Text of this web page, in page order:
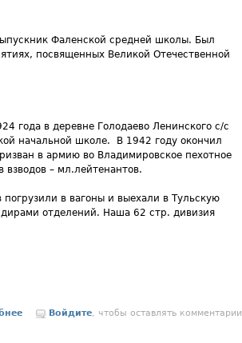
Фаленской средней школы. Был
посвященных Великой Отечественной
года в деревне Голодаево Ленинского с/с
начальной школе. В 1942 году окончил
в армию во Владимировское пехотное
– мл.лейтенантов.
в вагоны и выехали в Тульскую
отделений. Наша 62 стр. дивизия
о Баталов Василий Степанович
Войдите , чтобы оставлять комментарии